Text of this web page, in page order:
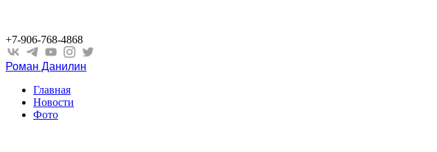
+7-906-768-4868
Роман Данилин
Главная
Новости
Фото